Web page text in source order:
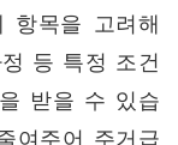
항목을 고려해
등 특정 조건
받을 수 있습
여주어 주거급